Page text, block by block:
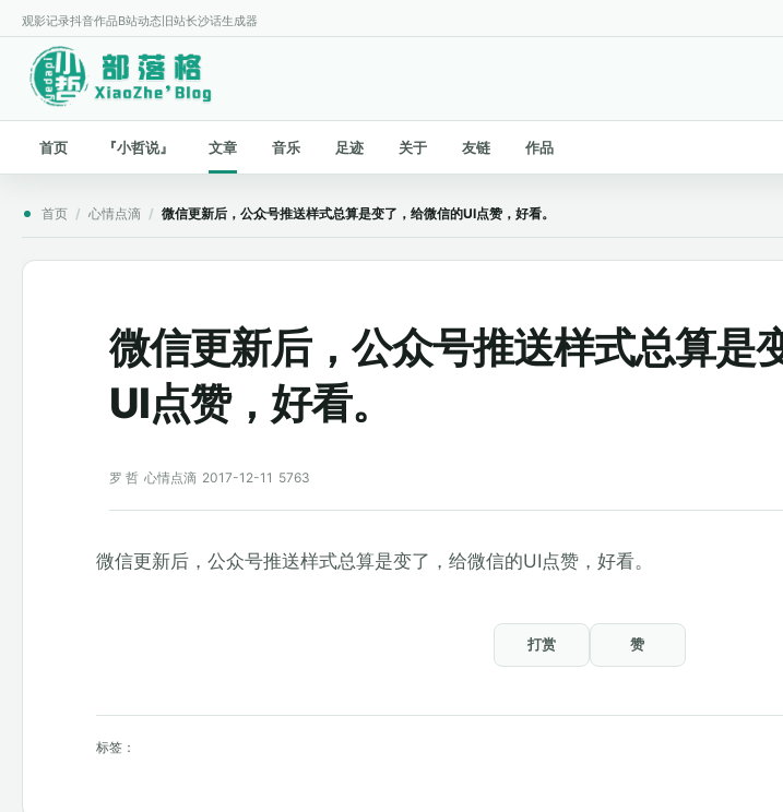
观影记录抖音作品B站动态 旧站长沙话生成器
首页 『小哲说』 文章 音乐 足迹 关于 友链 作品
首页 / 心情点滴 / 微信更新后，公众号推送样式总算是变了，给微信的UI点赞，好看。
微信更新后，公众号推送样式总算是
UI点赞，好看。
罗 哲 心情点滴 2017-12-11 5763
微信更新后，公众号推送样式总算是变了，给微信的UI点赞，好看。
打赏 赞
标签：